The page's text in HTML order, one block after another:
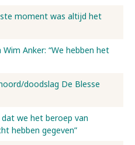
moment was altijd het
Anker: “We hebben het
doodslag De Blesse
dat we het beroep van
hebben gegeven”